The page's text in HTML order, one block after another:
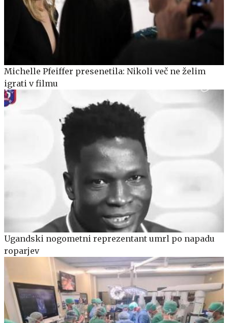
Michelle Pfeiffer presenetila: Nikoli več ne želim
igrati v filmu
Ugandski nogometni reprezentant umrl po napadu
roparjev